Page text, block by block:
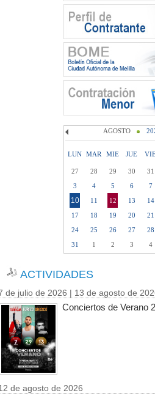
AGOSTO
LUN MAR MIE JUE
27 28 29 30 31
3
4 5 6 7
10 11 12 13 14
17
18 19 20 21
24
25 26 27 28
31
1 2 3 4
ACTIVIDADES
de julio de 2026 | 13 de agosto de
Conciertos de Verano
de agosto de 2026